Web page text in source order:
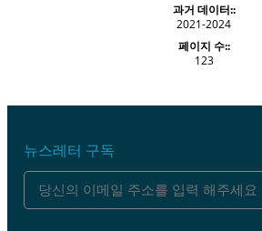
과거 데이터::
2021-2024
페이지 수::
123
뉴스레터 구독